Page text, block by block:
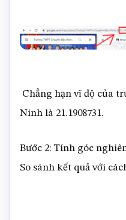
Chẳng hạn vĩ độ của
Ninh là 21.1908731.
Bước 2: Tính góc
So sánh kết quả với